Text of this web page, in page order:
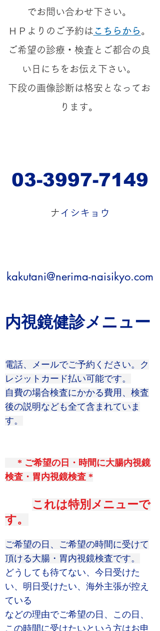
でお問い合わせ下さい。
​ＨＰよりのご予約は こちらから 。
ご希望の診療・検査とご都合の良
い日にちをお伝え下さい。
​下段の画像診断は格安となってお
ります。
03-3997-7149
​ ナイシキョウ
kakutani@nerima-naisikyo.com
内視鏡健診メニュー
電話、メールでご予約ください。ク
レジットカード払い可能です。
​自費の場合検査にかかる費用、検査
後の説明なども全て含まれていま
す。
* ご希望の日・時間に大腸内視鏡
検査・胃内視鏡検査 *
これは特別メニューで
す。
ご希望の日、ご希望の時間に受けて
頂ける大腸・胃内視鏡検査です。
どうしても待てない、今日受けた
い、明日受けたい、海外主張が控え
ている
などの理由でご希望の日、 この日、
この時間に受けたいという方はお申